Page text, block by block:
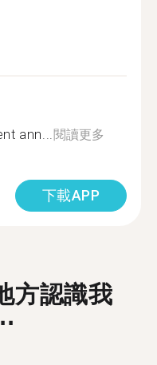
ann...閱讀更多
下載APP
方認識我